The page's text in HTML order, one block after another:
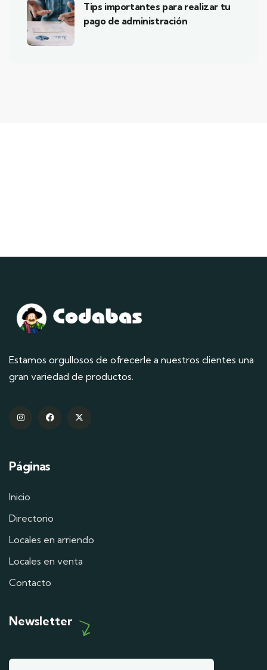
Tips importantes para realizar tu
pago de administración
Estamos orgullosos de ofrecerle a nuestros clientes una
gran variedad de productos.
Páginas
Inicio
Directorio
Locales en arriendo
Locales en venta
Contacto
Newsletter